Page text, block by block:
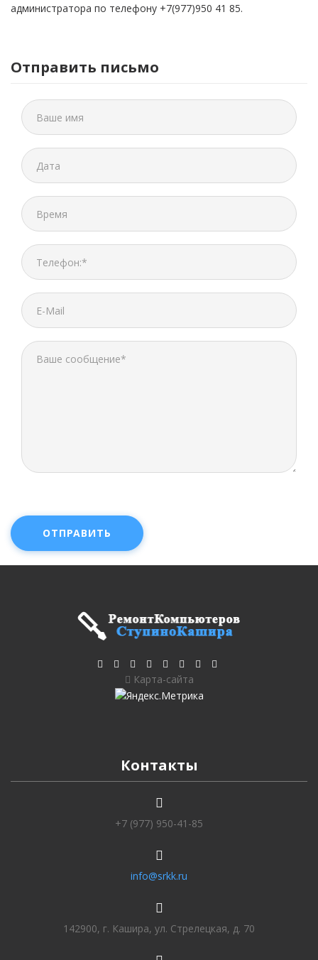
администратора по телефону +7(977)950 41 85.
Отправить письмо
ОТПРАВИТЬ
Карта-сайта
Контакты
+7 (977) 950-41-85
info@srkk.ru
142900, г. Кашира, ул. Стрелецкая, д. 70